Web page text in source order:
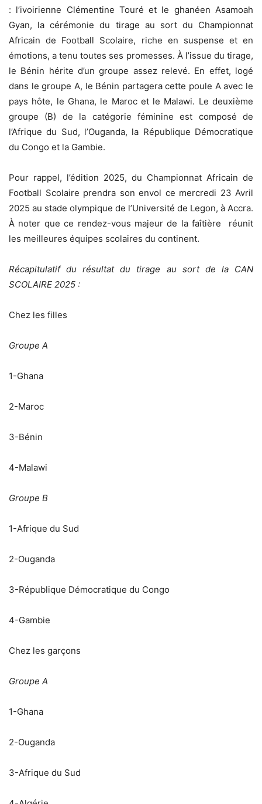
: l’ivoirienne Clémentine Touré et le ghanéen Asamoah
Gyan, la cérémonie du tirage au sort du Championnat
Africain de Football Scolaire, riche en suspense et en
émotions, a tenu toutes ses promesses. À l’issue du tirage,
le Bénin hérite d’un groupe assez relevé. En effet, logé
dans le groupe A, le Bénin partagera cette poule A avec le
pays hôte, le Ghana, le Maroc et le Malawi. Le deuxième
groupe (B) de la catégorie féminine est composé de
l’Afrique du Sud, l’Ouganda, la République Démocratique
du Congo et la Gambie.
Pour rappel, l’édition 2025, du Championnat Africain de
Football Scolaire prendra son envol ce mercredi 23 Avril
2025 au stade olympique de l’Université de Legon, à Accra.
À noter que ce rendez-vous majeur de la faîtière réunit
les meilleures équipes scolaires du continent.
Récapitulatif du résultat du tirage au sort de la CAN
SCOLAIRE 2025 :
Chez les filles
Groupe A
1-Ghana
2-Maroc
3-Bénin
4-Malawi
Groupe B
1-Afrique du Sud
2-Ouganda
3-République Démocratique du Congo
4-Gambie
Chez les garçons
Groupe A
1-Ghana
2-Ouganda
3-Afrique du Sud